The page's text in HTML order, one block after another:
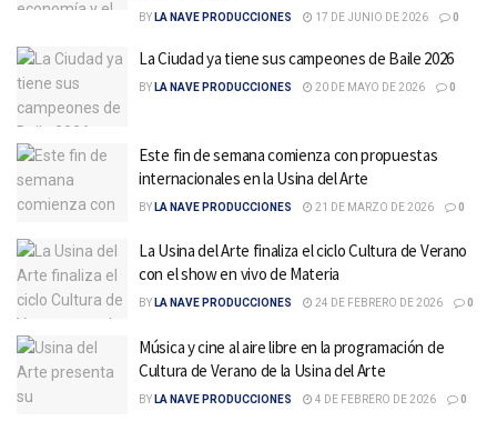
BY LA NAVE PRODUCCIONES 17 DE JUNIO DE 2026 0
La Ciudad ya tiene sus campeones de Baile 2026
BY LA NAVE PRODUCCIONES 20 DE MAYO DE 2026 0
Este fin de semana comienza con propuestas
internacionales en la Usina del Arte
BY LA NAVE PRODUCCIONES 21 DE MARZO DE 2026 0
La Usina del Arte finaliza el ciclo Cultura de Verano
con el show en vivo de Materia
BY LA NAVE PRODUCCIONES 24 DE FEBRERO DE 2026 0
Música y cine al aire libre en la programación de
Cultura de Verano de la Usina del Arte
BY LA NAVE PRODUCCIONES 4 DE FEBRERO DE 2026 0